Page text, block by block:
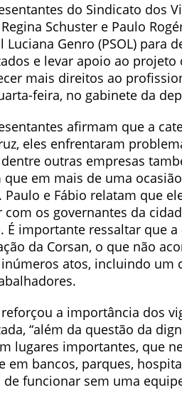
do Sindicato dos
Schuster e Paulo
Luciana Genro (PSOL) para
e levar apoio ao
mais direitos ao
feira, no gabinete da
afirmam que a
eles enfrentaram
dentre outras empresas
que em mais de uma
Paulo e Fábio relatam que
com os governantes da
É importante ressaltar que
da Corsan, o que não
atos, incluindo um
a importância dos
“além da questão da
lugares importantes, que
em bancos, parques,
de funcionar sem uma